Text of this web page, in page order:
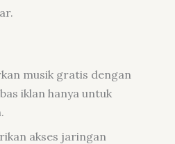
musik gratis dengan
iklan hanya untuk
akses jaringan